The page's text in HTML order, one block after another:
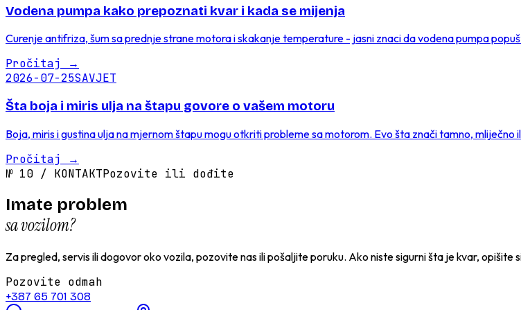
Vodena pumpa kako prepoznati kvar i kada se mijenja
Curenje antifriza, šum sa prednje strane motora i skakanje temperature - jasni znaci da vodena pumpa
Pročitaj →
2026-07-25SAVJET
Šta boja i miris ulja na štapu govore o vašem motoru
Boja, miris i gustina ulja na mjernom štapu mogu otkriti probleme sa motorom. Evo šta znači tamno, mliječno
Pročitaj →
№ 10 / KONTAKTPozovite ili dođite
Imate problem
sa vozilom?
Za pregled, servis ili dogovor oko vozila, pozovite nas ili pošaljite poruku. Ako niste sigurni šta je kvar, opišite
Pozovite odmah
+387 65 701 308